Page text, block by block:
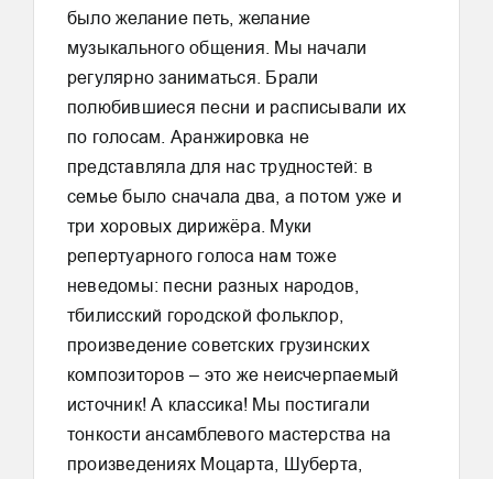
было желание петь, желание
музыкального общения. Мы начали
регулярно заниматься. Брали
полюбившиеся песни и расписывали их
по голосам. Аранжировка не
представляла для нас трудностей: в
семье было сначала два, а потом уже и
три хоровых дирижёра. Муки
репертуарного голоса нам тоже
неведомы: песни разных народов,
тбилисский городской фольклор,
произведение советских грузинских
композиторов – это же неисчерпаемый
источник! А классика! Мы постигали
тонкости ансамблевого мастерства на
произведениях Моцарта, Шуберта,